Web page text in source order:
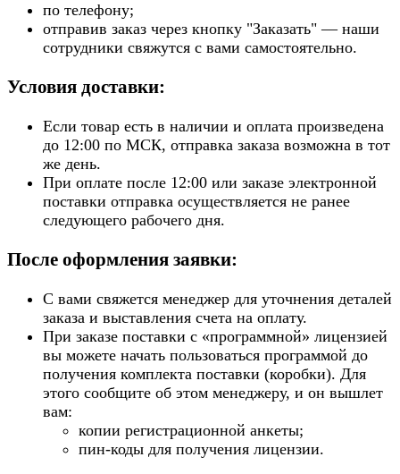
по телефону;
отправив заказ через кнопку "Заказать" — наши
сотрудники свяжутся с вами самостоятельно.
Условия доставки:
Если товар есть в наличии и оплата произведена
до 12:00 по МСК, отправка заказа возможна в тот
же день.
При оплате после 12:00 или заказе электронной
поставки отправка осуществляется не ранее
следующего рабочего дня.
После оформления заявки:
С вами свяжется менеджер для уточнения деталей
заказа и выставления счета на оплату.
При заказе поставки с «программной» лицензией
вы можете начать пользоваться программой до
получения комплекта поставки (коробки). Для
этого сообщите об этом менеджеру, и он вышлет
вам:
копии регистрационной анкеты;
пин-коды для получения лицензии.